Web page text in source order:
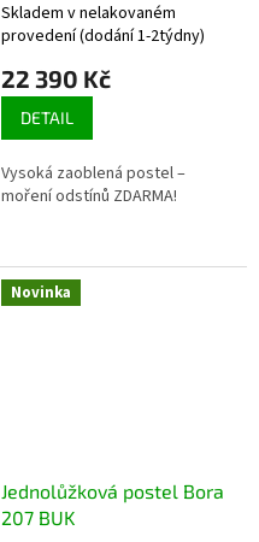
Průměrné
hodnocení
produktu
je
z
5
hvězdiček.
Skladem v nelakovaném
provedení (dodání 1-2týdny)
22 390 Kč
DETAIL
Vysoká zaoblená postel –
moření odstínů ZDARMA!
Novinka
Jednolůžková postel Bora
207 BUK